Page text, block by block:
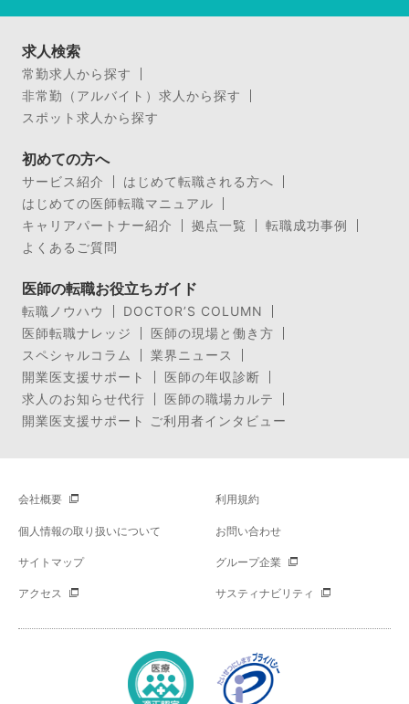
求人検索
常勤求人から探す
非常勤（アルバイト）求人から探す
スポット求人から探す
初めての方へ
サービス紹介
はじめて転職される方へ
はじめての医師転職マニュアル
キャリアパートナー紹介
拠点一覧
転職成功事例
よくあるご質問
医師の転職お役立ちガイド
転職ノウハウ
DOCTOR’S COLUMN
医師転職ナレッジ
医師の現場と働き方
スペシャルコラム
業界ニュース
開業医支援サポート
医師の年収診断
求人のお知らせ代行
医師の職場カルテ
開業医支援サポート ご利用者インタビュー
会社概要 利用規約
個人情報の取り扱いについて お問い合わせ
サイトマップ グループ企業
アクセス サスティナビリティ